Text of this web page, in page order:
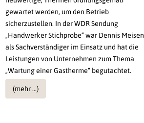
gewartet werden, um den Betrieb
sicherzustellen. In der WDR Sendung
„Handwerker Stichprobe“ war Dennis Meisen
als Sachverständiger im Einsatz und hat die
Leistungen von Unternehmen zum Thema
„Wartung einer Gastherme“ begutachtet.
(mehr …)